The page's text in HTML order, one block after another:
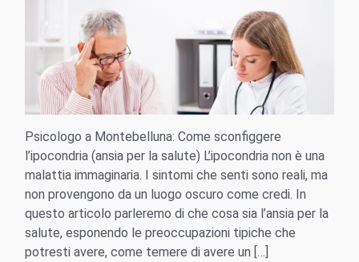
Psicologo a Montebelluna: Come sconfiggere
l’ipocondria (ansia per la salute) L’ipocondria non è una
malattia immaginaria. I sintomi che senti sono reali, ma
non provengono da un luogo oscuro come credi. In
questo articolo parleremo di che cosa sia l’ansia per la
salute, esponendo le preoccupazioni tipiche che
potresti avere, come temere di avere un […]